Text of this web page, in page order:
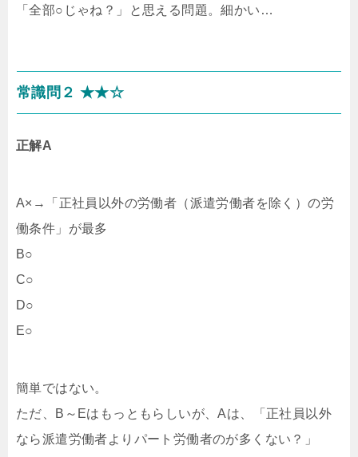
「全部○じゃね？」と思える問題。細かい…
常識問２ ★★☆
正解A
A×→「正社員以外の労働者（派遣労働者を除く）の労
働条件」が最多
B○
C○
D○
E○
簡単ではない。
ただ、B～Eはもっともらしいが、Aは、「正社員以外
なら派遣労働者よりパート労働者のが多くない？」